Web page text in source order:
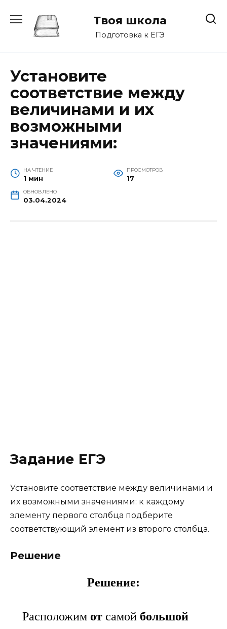
содержанию
Твоя школа
Подготовка к ЕГЭ
Установите
cоответствие между
величинами и их
возможными
значениями:
НА ЧТЕНИЕ
1 мин
ПРОСМОТРОВ
17
ОБНОВЛЕНО
03.04.2024
Задание ЕГЭ
Установите cоответствие между величинами и
их возможными значениями: к каждому
элементу первого столбца подберите
соответствующий элемент из второго столбца.
Решение
Решение:
Расположим от самой большой